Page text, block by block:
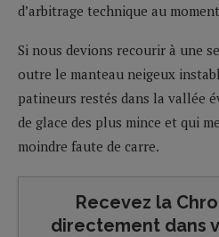
d’arbitrage technique au
Si nous devions recourir à une
outre le manteau neigeux
patineurs restés dans la vallée
de glace des plus mince et qui
moindre faute de carre.
Recevez la
directement dans